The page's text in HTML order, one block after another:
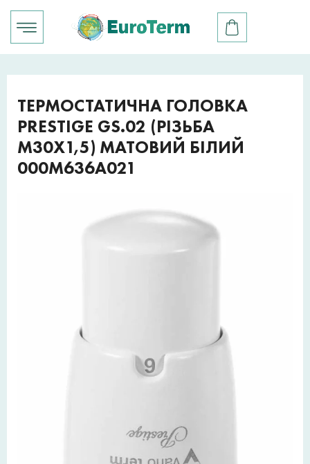
ТЕРМОСТАТИЧНА ГОЛОВКА
PRESTIGE GS.02 (РІЗЬБА
M30X1,5) МАТОВИЙ БІЛИЙ
000M636A021